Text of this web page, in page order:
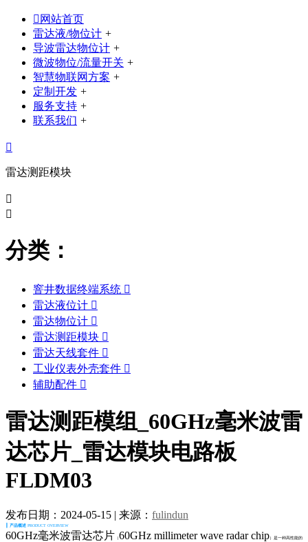
 网站首页
雷达液/物位计 +
导波雷达物位计 +
微波物位/流量开关 +
智慧物联网方案 +
定制开发 +
服务支持 +
联系我们 +

雷达测距模块


分类：
窨井数据终端系统 
雷达液位计 
雷达物位计 
雷达测距模块 
雷达天线套件 
工业仪表外壳套件 
辅助配件 
雷达测距模组_60GHz毫米波雷
达芯片_雷达模块电路板
FLDM03
发布日期：2024-05-15 | 来源： fulindun
产品概述 PRODUCT OVERVIEW
60GHz毫米波雷达芯片 （60GHz millimeter wave radar chip）是一种高性能的